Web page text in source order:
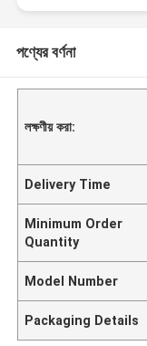
পণ্যের বর্ণনা
লক্ষণীয় করা:
Delivery Time
Minimum Order
Quantity
Model Number
Packaging Details